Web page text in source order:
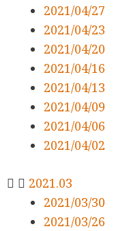
2021/04/27
2021/04/23
2021/04/20
2021/04/16
2021/04/13
2021/04/09
2021/04/06
2021/04/02
2021.03
2021/03/30
2021/03/26